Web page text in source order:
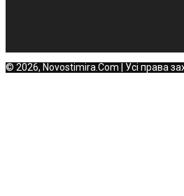
© 2026, Novostimira.Com | Усі права